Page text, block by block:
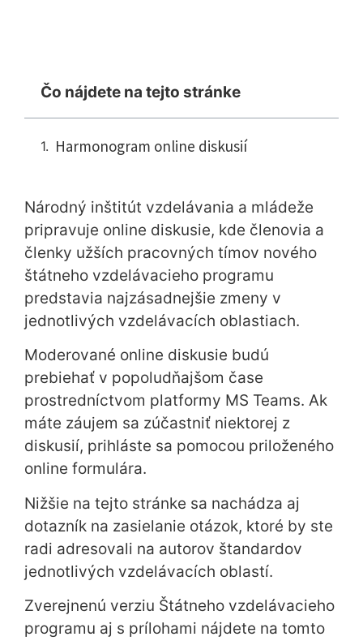
Čo nájdete na tejto stránke
Harmonogram online diskusií
Národný inštitút vzdelávania a mládeže
pripravuje online diskusie, kde členovia a
členky užších pracovných tímov nového
štátneho vzdelávacieho programu
predstavia najzásadnejšie zmeny v
jednotlivých vzdelávacích oblastiach.
Moderované online diskusie budú
prebiehať v popoludňajšom čase
prostredníctvom platformy MS Teams. Ak
máte záujem sa zúčastniť niektorej z
diskusií, prihláste sa pomocou priloženého
online formulára.
Nižšie na tejto stránke sa nachádza aj
dotazník na zasielanie otázok, ktoré by ste
radi adresovali na autorov štandardov
jednotlivých vzdelávacích oblastí.
Zverejnenú verziu Štátneho vzdelávacieho
programu aj s prílohami nájdete na tomto